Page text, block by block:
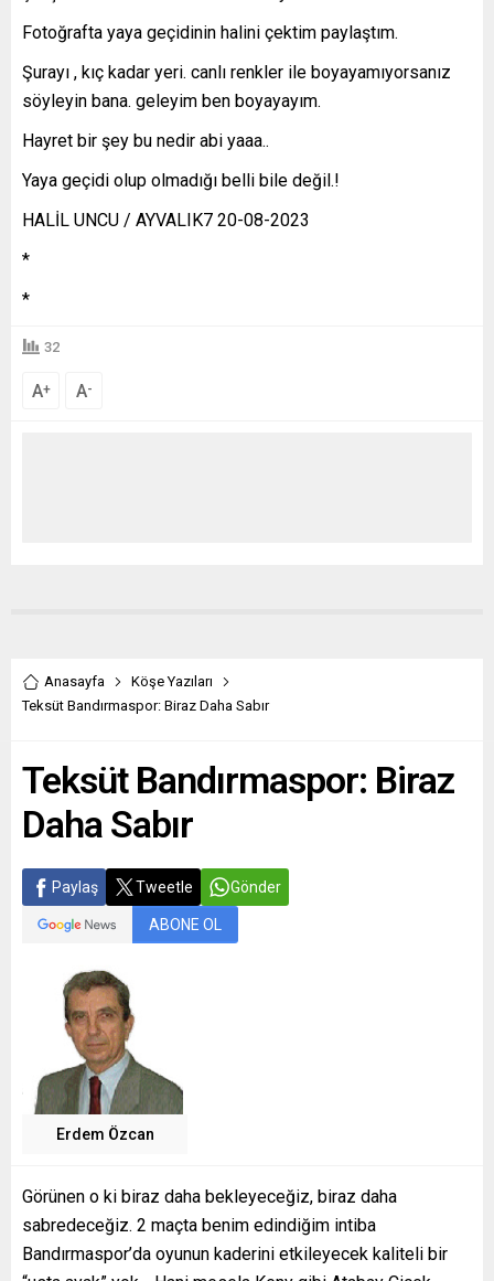
Fotoğrafta yaya geçidinin halini çektim paylaştım.
Şurayı , kıç kadar yeri. canlı renkler ile boyayamıyorsanız
söyleyin bana. geleyim ben boyayayım.
Hayret bir şey bu nedir abi yaaa..
Yaya geçidi olup olmadığı belli bile değil.!
HALİL UNCU / AYVALIK7 20-08-2023
*
*
32
A+ A-
Anasayfa
Köşe Yazıları
Teksüt Bandırmaspor: Biraz Daha Sabır
Teksüt Bandırmaspor: Biraz
Daha Sabır
Paylaş Tweetle Gönder
ABONE OL
Erdem Özcan
Görünen o ki biraz daha bekleyeceğiz, biraz daha
sabredeceğiz. 2 maçta benim edindiğim intiba
Bandırmaspor’da oyunun kaderini etkileyecek kaliteli bir